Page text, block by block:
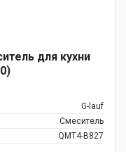
для кухни
G-lauf
Смеситель
QMT4-B827